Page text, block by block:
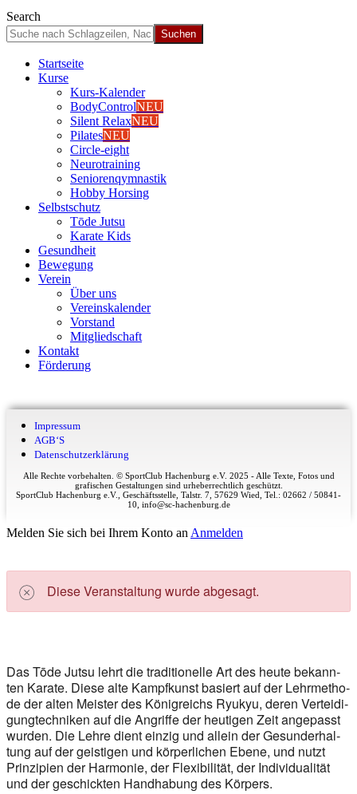
Search
Start­sei­te
Kur­se
Kurs-Kalen­­der
Body­Con­trolNEU
Silent RelaxNEU
Pila­tesNEU
Cir­cle-eight
Neu­ro­trai­ning
Senio­ren­qym­nas­tik
Hob­by Hor­sing
Selbst­schutz
Tōde Jutsu
Kara­te Kids
Gesund­heit
Bewe­gung
Ver­ein
Über uns
Ver­einska­len­der
Vor­stand
Mit­glied­schaft
Kon­takt
För­de­rung
Impres­sum
AGB‘S
Daten­schutz­er­klä­rung
Alle Rechte vorbehalten. © SportClub Hachenburg e.V. 2025 - Alle Texte, Fotos und
grafischen Gestaltungen sind urheberrechtlich geschützt.
SportClub Hachenburg e.V., Geschäftsstelle, Talstr. 7, 57629 Wied, Tel.: 02662 / 50841-
10, info@sc-hachenburg.de
Melden Sie sich bei Ihrem Konto an Anmelden
Die­se Ver­an­stal­tung wur­de abge­sagt.
Das Tōde Jutsu lehrt die tra­di­tio­nel­le Art des heu­te bekann­
ten Ka­ra­te. Die­se alte Kampf­kunst ba­siert auf der Lehr­me­tho­
de der al­ten Mei­ster des Kö­nig­reichs Ry­ukyu, de­ren Ver­tei­di­
gung­tech­ni­ken auf die An­grif­fe der heu­ti­gen Zeit an­ge­passt
wur­den. Die Leh­re dient ein­zig und al­lein der Ge­sund­erhal­
tung auf der gei­sti­gen und kör­per­li­chen Ebe­ne, und nutzt
Prin­zi­pi­en der Har­mo­nie, der Fle­xi­bi­li­tät, der In­di­vi­dua­li­tät
und der ge­schick­ten Hand­ha­bung des Kör­pers.